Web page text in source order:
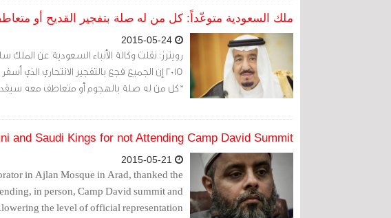
ملك السعودية متوعّداً: كل من له صلة بتفجير القديح أو
"كل من له صلة بالهجوم أو متعاطف معه
and Saudi Kings for not Attending Camp David Summit
in Ajlan Mosque in Arad, thanked the
in person, Camp David summit and
lowering the level of official representation.